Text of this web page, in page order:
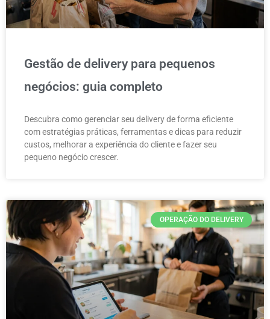
Gestão de delivery para pequenos
negócios: guia completo
Descubra como gerenciar seu delivery de forma eficiente
com estratégias práticas, ferramentas e dicas para reduzir
custos, melhorar a experiência do cliente e fazer seu
pequeno negócio crescer.
OPERAÇÃO DO DELIVERY